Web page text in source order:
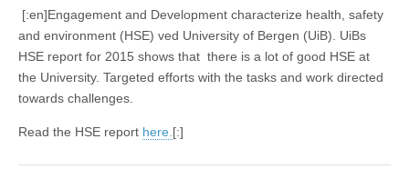
[:en]Engagement and Development characterize health, safety
and environment (HSE) ved University of Bergen (UiB). UiBs
HSE report for 2015 shows that there is a lot of good HSE at
the University. Targeted efforts with the tasks and work directed
towards challenges.
Read the HSE report here.[:]